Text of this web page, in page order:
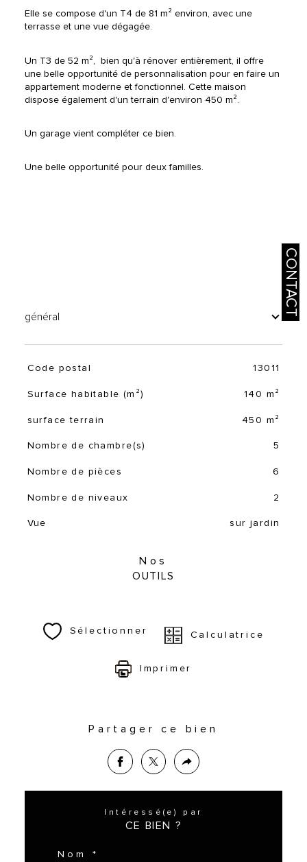
CONTACT
Elle se compose d'un T4 de 81 m² environ, avec une
terrasse et une vue dégagée.
Un T3 de 52 m²,  bien qu'à rénover entièrement, il offre
une belle opportunité de personnalisation pour en faire un
appartement moderne et fonctionnel. Cette maison
dispose également d'un terrain d'environ 450 m².
Un garage vient compléter ce bien.
Une belle opportunité pour deux familles.
général
TRAD_SIROCCO_Caracteristique
Code postal 13011
Surface habitable (m²) 140 m²
surface terrain 450 m²
Nombre de chambre(s) 5
Nombre de pièces 6
Nombre de niveaux 2
Vue sur jardin
Nos
OUTILS
Sélectionner Calculatrice
Imprimer
Partager ce bien
Intéressé(e) par
CE BIEN ?
Nom *